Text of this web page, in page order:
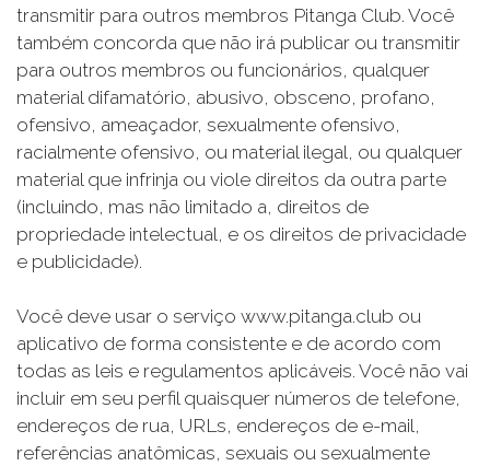
transmitir para outros membros Pitanga Club. Você
também concorda que não irá publicar ou transmitir
para outros membros ou funcionários, qualquer
material difamatório, abusivo, obsceno, profano,
ofensivo, ameaçador, sexualmente ofensivo,
racialmente ofensivo, ou material ilegal, ou qualquer
material que infrinja ou viole direitos da outra parte
(incluindo, mas não limitado a, direitos de
propriedade intelectual, e os direitos de privacidade
e publicidade).
Você deve usar o serviço www.pitanga.club ou
aplicativo de forma consistente e de acordo com
todas as leis e regulamentos aplicáveis. Você não vai
incluir em seu perfil quaisquer números de telefone,
endereços de rua, URLs, endereços de e-mail,
referências anatômicas, sexuais ou sexualmente